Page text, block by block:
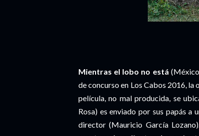
Mientras el lobo no está
de concurso en Los Cabos 2016,
película, no mal producida, se
Rosa) es enviado por sus papás
director (Mauricio García